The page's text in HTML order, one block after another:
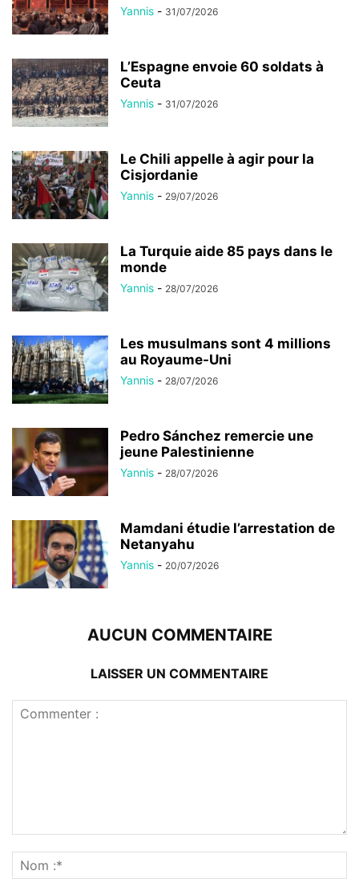
Yannis - 31/07/2026
L’Espagne envoie 60 soldats à
Ceuta
Yannis - 31/07/2026
Le Chili appelle à agir pour la
Cisjordanie
Yannis - 29/07/2026
La Turquie aide 85 pays dans le
monde
Yannis - 28/07/2026
Les musulmans sont 4 millions
au Royaume-Uni
Yannis - 28/07/2026
Pedro Sánchez remercie une
jeune Palestinienne
Yannis - 28/07/2026
Mamdani étudie l’arrestation de
Netanyahu
Yannis - 20/07/2026
AUCUN COMMENTAIRE
LAISSER UN COMMENTAIRE